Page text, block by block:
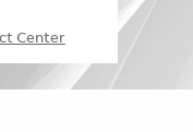
Center